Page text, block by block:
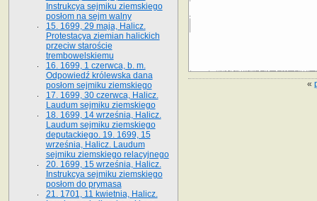
«
Instrukcya sejmiku ziemskiego
posłom na sejm walny
15. 1699, 29 maja, Halicz.
Protestacya ziemian halickich
przeciw staroście
trembowelskiemu
16. 1699, 1 czerwca, b. m.
Odpowiedź królewska dana
posłom sejmiku ziemskiego
17. 1699, 30 czerwca, Halicz.
Laudum sejmiku ziemskiego
18. 1699, 14 września, Halicz.
Laudum sejmiku ziemskiego
deputackiego. 19. 1699, 15
września, Halicz. Laudum
sejmiku ziemskiego relacyjnego
20. 1699, 15 września, Halicz.
Instrukcya sejmiku ziemskiego
posłom do prymasa
21. 1701, 11 kwietnia, Halicz.